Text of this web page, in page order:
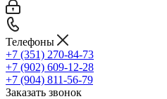
Телефоны
+7 (351) 270-84-73
+7 (902) 609-12-28
+7 (904) 811-56-79
Заказать звонок